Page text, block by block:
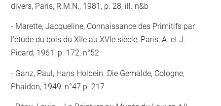
divers, Paris, R.M.N., 1981, p. 28, ill. n&b
Marette, Jacqueline, Connaissance des Primitifs par
l'étude du bois du XIIe au XVIe siècle, Paris, A. et J.
Picard, 1961, p. 172, n°52
Ganz, Paul, Hans Holbein. Die Gemälde, Cologne,
Phaidon, 1949, n°47 p. 217